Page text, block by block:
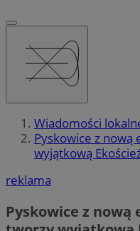
Wiadomości
Pyskowice z nową
wyjątkową
reklama
Pyskowice z nową